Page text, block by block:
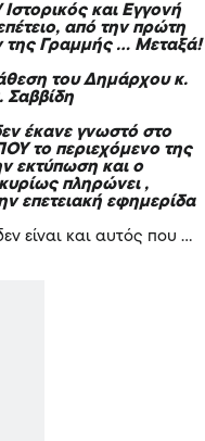
και Εγγονή
από την πρώτη
Γραμμής … Μεταξά!
του Δημάρχου κ.
Σαββίδη
έκανε γνωστό στο
το περιεχόμενο της
εκτύπωση και ο
πληρώνει ,
επετειακή εφημερίδα
είναι και αυτός που …